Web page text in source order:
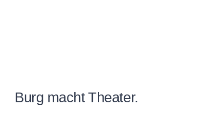
Burg macht Theater.